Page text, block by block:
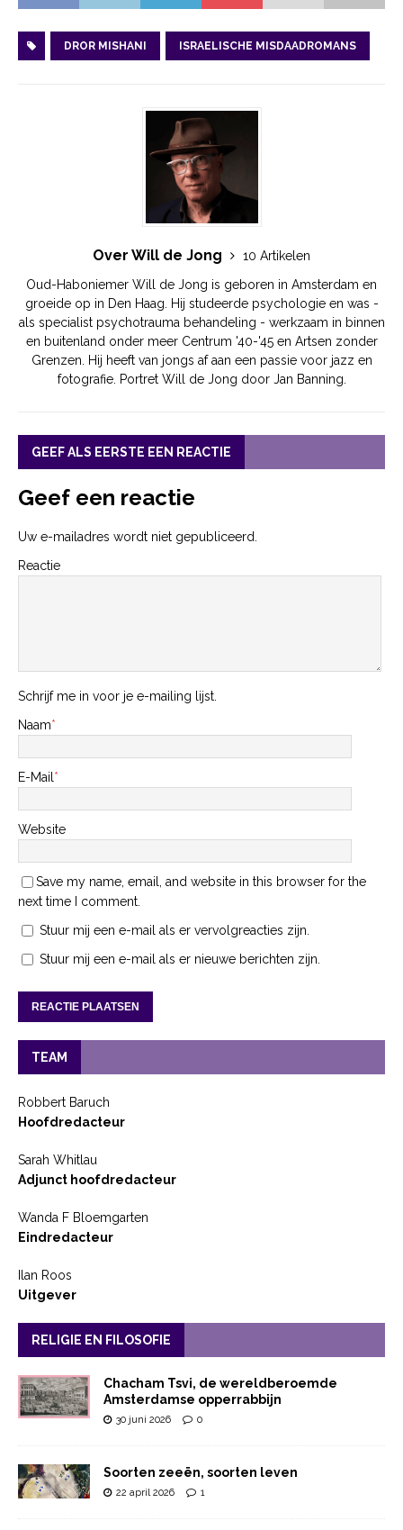
DROR MISHANI ISRAELISCHE MISDAADROMANS
Over Will de Jong
10 Artikelen
Oud-Haboniemer Will de Jong is geboren in Amsterdam en
groeide op in Den Haag. Hij studeerde psychologie en was -
als specialist psychotrauma behandeling - werkzaam in binnen
en buitenland onder meer Centrum '40-'45 en Artsen zonder
Grenzen. Hij heeft van jongs af aan een passie voor jazz en
fotografie. Portret Will de Jong door Jan Banning.
GEEF ALS EERSTE EEN REACTIE
Geef een reactie
Uw e-mailadres wordt niet gepubliceerd.
Reactie
Schrijf me in voor je e-mailing lijst.
Naam*
E-Mail*
Website
Save my name, email, and website in this browser for the
next time I comment.
Stuur mij een e-mail als er vervolgreacties zijn.
Stuur mij een e-mail als er nieuwe berichten zijn.
TEAM
Robbert Baruch
Hoofdredacteur
Sarah Whitlau
Adjunct hoofdredacteur
Wanda F Bloemgarten
Eindredacteur
Ilan Roos
Uitgever
RELIGIE EN FILOSOFIE
Chacham Tsvi, de wereldberoemde
Amsterdamse opperrabbijn
30 juni 2026 0
Soorten zeeën, soorten leven
22 april 2026 1